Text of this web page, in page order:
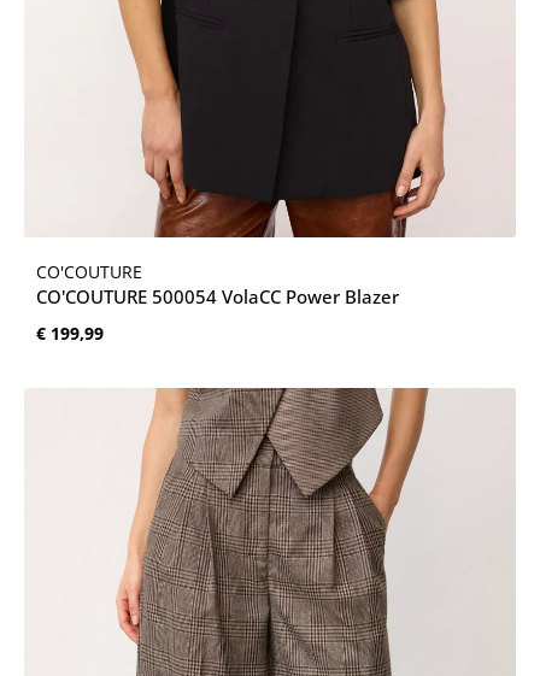
CO'COUTURE
CO'COUTURE 500054 VolaCC Power Blazer
Normale prijs:
€ 199,99